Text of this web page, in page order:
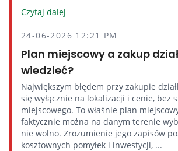
Czytaj dalej
24-06-2026 12:21 PM
Plan miejscowy a zakup
wiedzieć?
Największym błędem przy zakupie
się wyłącznie na lokalizacji i cenie, bez
miejscowego. To właśnie plan
faktycznie można na danym terenie
nie wolno. Zrozumienie jego zapisów
kosztownych pomyłek i inwestycji, ...